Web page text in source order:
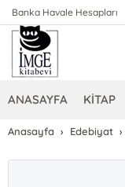
Banka Havale Hesapları
ANASAYFA KİTAP
Anasayfa Edebiyat